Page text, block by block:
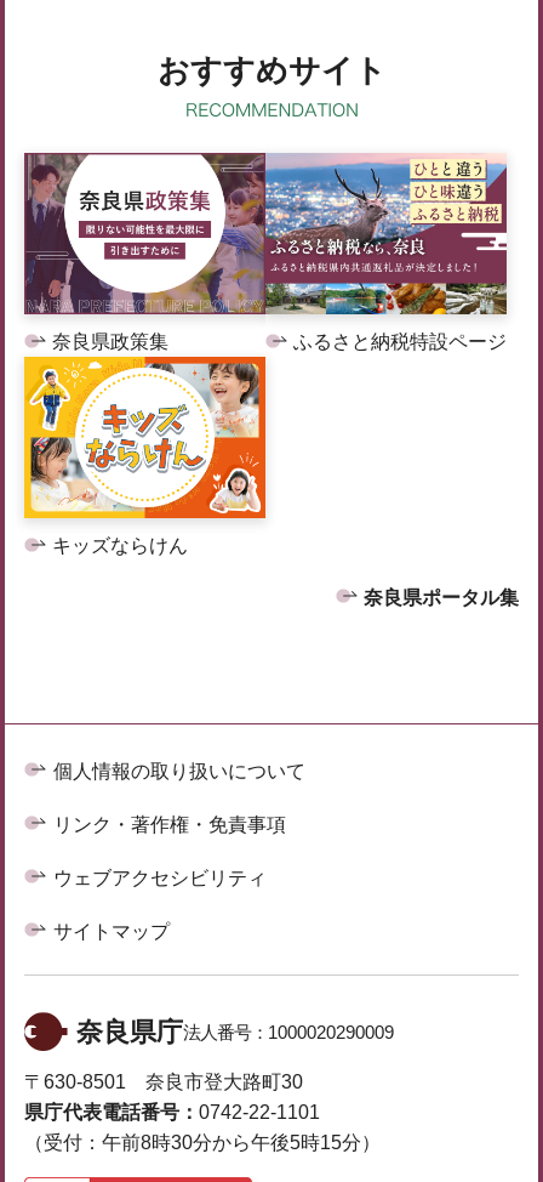
おすすめサイト
奈良県政策集 ふるさと納税特設ページ
キッズならけん
奈良県ポータル集
個人情報の取り扱いについて
リンク・著作権・免責事項
ウェブアクセシビリティ
サイトマップ
奈良県庁法人番号： 1000020290009
〒630-8501 奈良市登大路町30
県庁代表電話番号： 0742-22-1101
（受付：午前8時30分から午後5時15分）